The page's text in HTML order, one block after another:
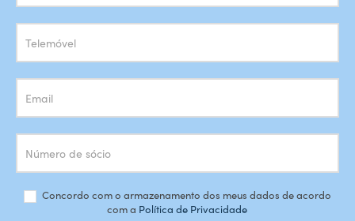
Newsletter
Concordo com o armazenamento dos meus dados de acordo
com a Política de Privacidade